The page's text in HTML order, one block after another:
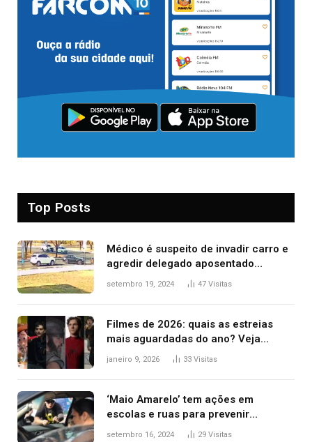
Top Posts
Médico é suspeito de invadir carro e
agredir delegado aposentado
durante confusão no trânsito
setembro 19, 2024 47 Visitas
Filmes de 2026: quais as estreias
mais aguardadas do ano? Veja
principais lançamentos do cinema
janeiro 9, 2026 33 Visitas
‘Maio Amarelo’ tem ações em
escolas e ruas para prevenir
acidentes no trânsito no AP
setembro 16, 2024 29 Visitas